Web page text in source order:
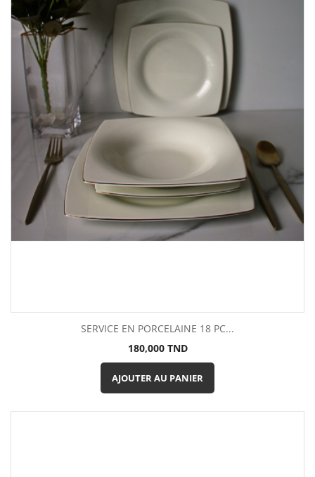
SERVICE EN PORCELAINE 18 PC...
Prix
180,000 TND
AJOUTER AU PANIER